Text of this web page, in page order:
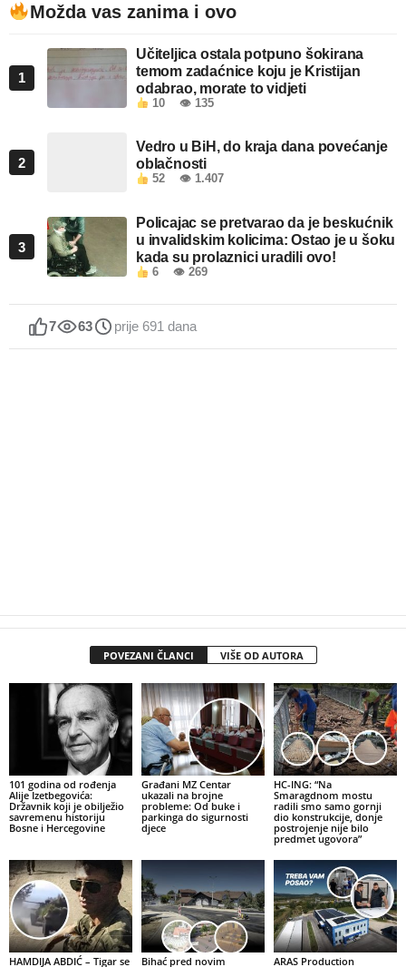
Možda vas zanima i ovo
1
Učiteljica ostala potpuno šokirana
temom zadaćnice koju je Kristijan
odabrao, morate to vidjeti
10 👁 135
2
Vedro u BiH, do kraja dana povećanje
oblačnosti
52 👁 1.407
3
Policajac se pretvarao da je beskućnik
u invalidskim kolicima: Ostao je u šoku
kada su prolaznici uradili ovo!
6 👁 269
7 63 prije 691 dana
POVEZANI ČLANCI VIŠE OD AUTORA
101 godina od rođenja
Alije Izetbegovića:
Državnik koji je obilježio
savremenu historiju
Bosne i Hercegovine
Građani MZ Centar
ukazali na brojne
probleme: Od buke i
parkinga do sigurnosti
djece
HC-ING: “Na
Smaragdnom mostu
radili smo samo gornji
dio konstrukcije, donje
postrojenje nije bilo
predmet ugovora”
HAMDIJA ABDIĆ – Tigar se
Bihać pred novim
ARAS Production